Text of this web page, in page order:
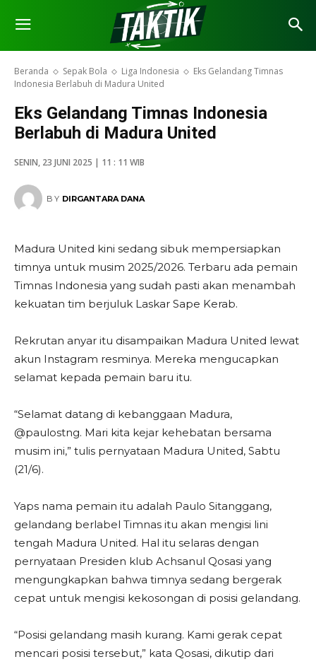
Beranda Sepak Bola Liga Indonesia
Eks Gelandang Timnas
Indonesia Berlabuh di Madura United
Eks Gelandang Timnas Indonesia
Berlabuh di Madura United
SENIN, 23 JUNI 2025 | 11 : 11 WIB
BY DIRGANTARA DANA
Madura United kini sedang sibuk mempersiapkan
timnya untuk musim 2025/2026. Terbaru ada pemain
Timnas Indonesia yang sudah pasti akan menambah
kekuatan tim berjuluk Laskar Sape Kerab.
Rekrutan anyar itu disampaikan Madura United lewat
akun Instagram resminya. Mereka mengucapkan
selamat kepada pemain baru itu.
“Selamat datang di kebanggaan Madura,
@paulostng. Mari kita kejar kehebatan bersama
musim ini,” tulis pernyataan Madura United, Sabtu
(21/6).
Yaps nama pemain itu adalah Paulo Sitanggang,
gelandang berlabel Timnas itu akan mengisi lini
tengah Madura United. Hal itu selaras dengan
pernyataan Presiden klub Achsanul Qosasi yang
mengungkapkan bahwa timnya sedang bergerak
cepat untuk mengisi kekosongan di posisi gelandang.
“Posisi gelandang masih kurang. Kami gerak cepat
mencari posisi tersebut,” kata Qosasi, dikutip dari